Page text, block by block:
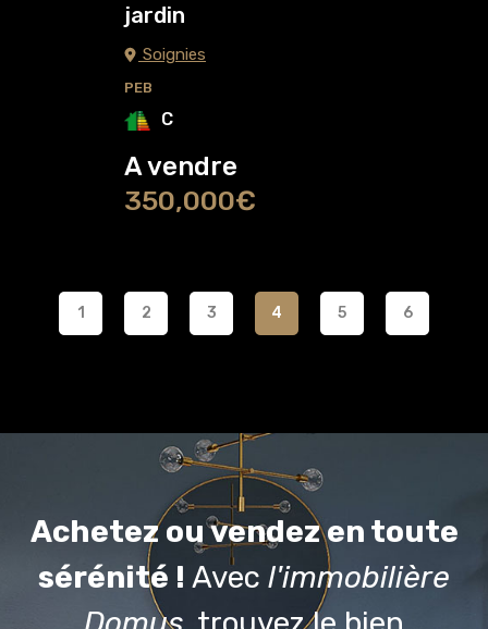
jardin
Soignies
PEB
C
A vendre
350,000€
1 2 3 4 5 6
Achetez ou vendez en toute
sérénité ! Avec l'immobilière